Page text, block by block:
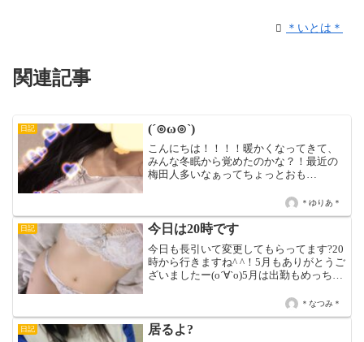
＊いとは＊
関連記事
日記 (´⊙ω⊙`)
こんにちは！！！！暖かくなってきて、
みんな冬眠から覚めたのかな？！最近の
梅田人多いなぁってちょっとおも
も、まったりしてる時間多めやから、会
いにきてくれたら嬉しいなぁー笑いい写
真がなくてごめんなさい(p_-...
＊ゆりあ＊
日記 今日は20時です
今日も長引いて変更してもらってます?20
時から行きますね^ ^！5月もありがとうご
ざいましたー(о´∀`о)5月は出勤もめっちゃ
て、会えなくなったお兄さんもたくさん
成で...
＊なつみ＊
日記 居るよ?